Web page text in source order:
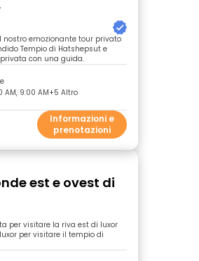
emozionante tour privato
Tempio di Hatshepsut e
con una guida.
AM, 9:00 AM+5 Altro
Informazioni e
prenotazioni
est e ovest di
per visitare la riva est di luxor
per visitare il tempio di